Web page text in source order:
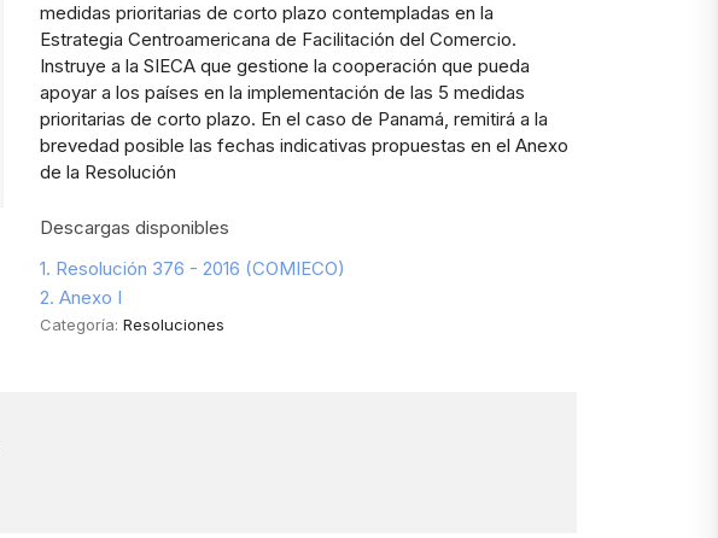
medidas prioritarias de corto plazo contempladas en la
Estrategia Centroamericana de Facilitación del Comercio.
Instruye a la SIECA que gestione la cooperación que pueda
apoyar a los países en la implementación de las 5 medidas
prioritarias de corto plazo. En el caso de Panamá, remitirá a la
brevedad posible las fechas indicativas propuestas en el Anexo
de la Resolución
Descargas disponibles
1. Resolución 376 - 2016 (COMIECO)
2. Anexo I
Categoría: Resoluciones